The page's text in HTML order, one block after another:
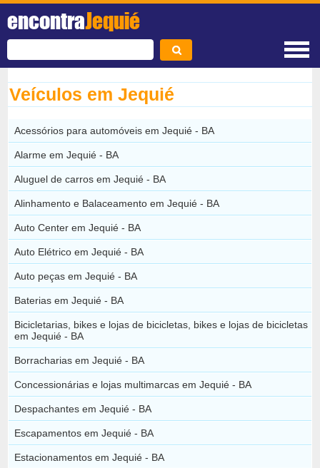
encontraJequié
Veículos em Jequié
Acessórios para automóveis em Jequié - BA
Alarme em Jequié - BA
Aluguel de carros em Jequié - BA
Alinhamento e Balaceamento em Jequié - BA
Auto Center em Jequié - BA
Auto Elétrico em Jequié - BA
Auto peças em Jequié - BA
Baterias em Jequié - BA
Bicicletarias, bikes e lojas de bicicletas, bikes e lojas de bicicletas
em Jequié - BA
Borracharias em Jequié - BA
Concessionárias e lojas multimarcas em Jequié - BA
Despachantes em Jequié - BA
Escapamentos em Jequié - BA
Estacionamentos em Jequié - BA